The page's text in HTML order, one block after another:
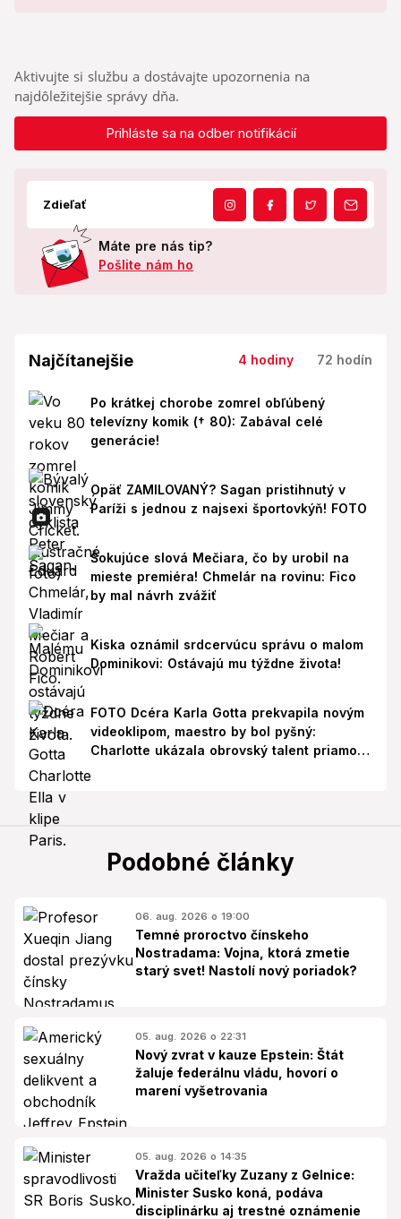
Aktivujte si službu a dostávajte upozornenia na
najdôležitejšie správy dňa.
Prihláste sa na odber notifikácií
Zdieľať
Máte pre nás tip?
Pošlite nám ho
Najčítanejšie 4 hodiny 72 hodín
Po krátkej chorobe zomrel obľúbený
televízny komik († 80): Zabával celé
generácie!
Opäť ZAMILOVANÝ? Sagan pristihnutý v
Paríži s jednou z najsexi športovkýň! FOTO
Šokujúce slová Mečiara, čo by urobil na
mieste premiéra! Chmelár na rovinu: Fico
by mal návrh zvážiť
Kiska oznámil srdcervúcu správu o malom
Dominikovi: Ostávajú mu týždne života!
FOTO Dcéra Karla Gotta prekvapila novým
videoklipom, maestro by bol pyšný:
Charlotte ukázala obrovský talent priamo v
Podobné články
06. aug. 2026 o 19:00
Temné proroctvo čínskeho
Nostradama: Vojna, ktorá zmetie
starý svet! Nastolí nový poriadok?
05. aug. 2026 o 22:31
Nový zvrat v kauze Epstein: Štát
žaluje federálnu vládu, hovorí o
marení vyšetrovania
05. aug. 2026 o 14:35
Vražda učiteľky Zuzany z Gelnice:
Minister Susko koná, podáva
disciplinárku aj trestné oznámenie